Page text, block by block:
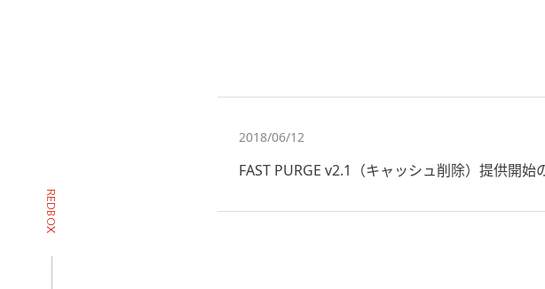
2018/06/12
FAST PURGE v2.1（キャッシュ削除）提供開始